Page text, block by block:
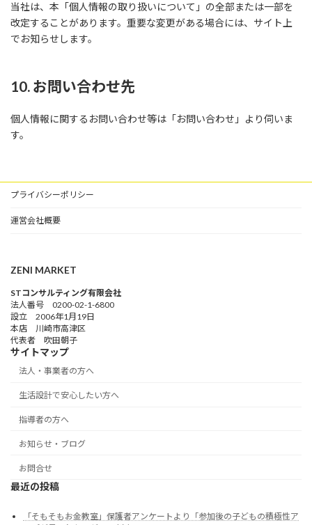
当社は、本「個人情報の取り扱いについて」の全部または一部を
改定することがあります。重要な変更がある場合には、サイト上
でお知らせします。
10. お問い合わせ先
個人情報に関するお問い合わせ等は「お問い合わせ」より伺いま
す。
プライバシーポリシー
運営会社概要
ZENI MARKET
STコンサルティング有限会社
法人番号 0200-02-1-6800
設立 2006年1月19日
本店 川崎市高津区
代表者 吹田朝子
サイトマップ
法人・事業者の方へ
生活設計で安心したい方へ
指導者の方へ
お知らせ・ブログ
お問合せ
最近の投稿
「そもそもお金教室」保護者アンケートより「参加後の子どもの積極性ア